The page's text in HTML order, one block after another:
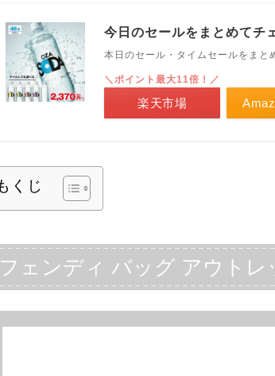
今日のセールをまとめてチ
本日のセール・タイムセールをまと
＼ポイント最大11倍！／
楽天市場
くじ
フェンディ バッグ アウトレ